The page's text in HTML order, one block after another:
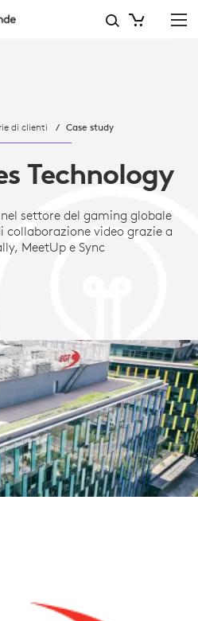
di clienti Case study
Technology
settore del gaming globale
video grazie a
MeetUp e Sync